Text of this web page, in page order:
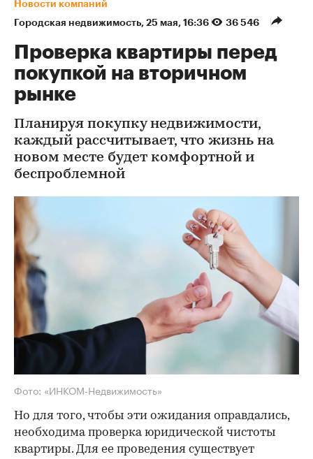
Новости компаний
Городская недвижимость⁠, 25 мая, 16:36 36 546
Проверка квартиры перед
покупкой на вторичном
рынке
Планируя покупку недвижимости,
каждый рассчитывает, что жизнь на
новом месте будет комфортной и
беспроблемной
Фото: «ИНКОМ-Недвижимость»
Но для того, чтобы эти ожидания оправдались,
необходима проверка юридической чистоты
квартиры. Для ее проведения существует